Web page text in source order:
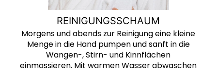
REINIGUNGSSCHAUM
Morgens und abends zur Reinigung eine kleine
Menge in die Hand pumpen und sanft in die
Wangen-, Stirn- und Kinnflächen
einmassieren. Mit warmen Wasser abwaschen